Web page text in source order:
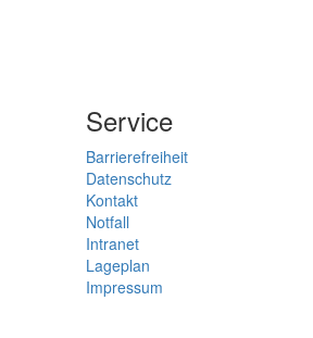
Service
Barrierefreiheit
Datenschutz
Kontakt
Notfall
Intranet
Lageplan
Impressum